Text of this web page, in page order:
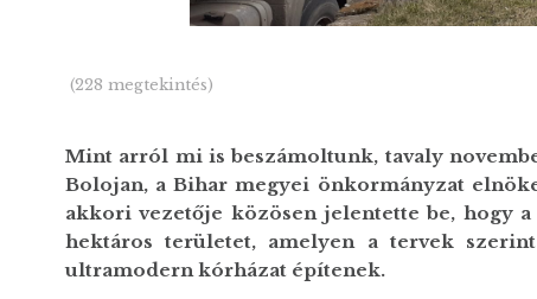
(228 megtekintés)
Mint arról mi is beszámoltunk, tavaly
Bolojan, a Bihar megyei önkormányzat
akkori vezetője közösen jelentette be, hogy
hektáros területet, amelyen a tervek
ultramodern kórházat építenek.